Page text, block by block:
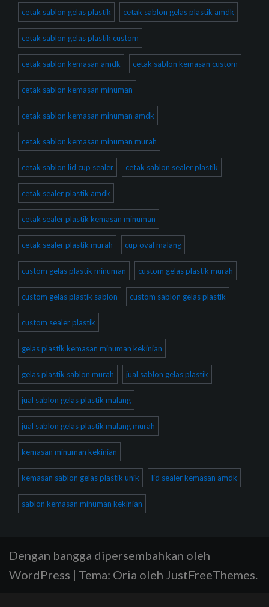
cetak sablon gelas plastik cetak sablon gelas plastik amdk
cetak sablon gelas plastik custom
cetak sablon kemasan amdk cetak sablon kemasan custom
cetak sablon kemasan minuman
cetak sablon kemasan minuman amdk
cetak sablon kemasan minuman murah
cetak sablon lid cup sealer cetak sablon sealer plastik
cetak sealer plastik amdk
cetak sealer plastik kemasan minuman
cetak sealer plastik murah cup oval malang
custom gelas plastik minuman custom gelas plastik murah
custom gelas plastik sablon custom sablon gelas plastik
custom sealer plastik
gelas plastik kemasan minuman kekinian
gelas plastik sablon murah jual sablon gelas plastik
jual sablon gelas plastik malang
jual sablon gelas plastik malang murah
kemasan minuman kekinian
kemasan sablon gelas plastik unik lid sealer kemasan amdk
sablon kemasan minuman kekinian
Dengan bangga dipersembahkan oleh
WordPress | Tema: Oria oleh JustFreeThemes.